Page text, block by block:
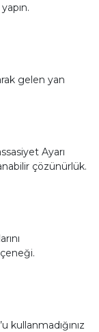
gelen yan
Ayarı
çözünürlük.
kullanmadığınız